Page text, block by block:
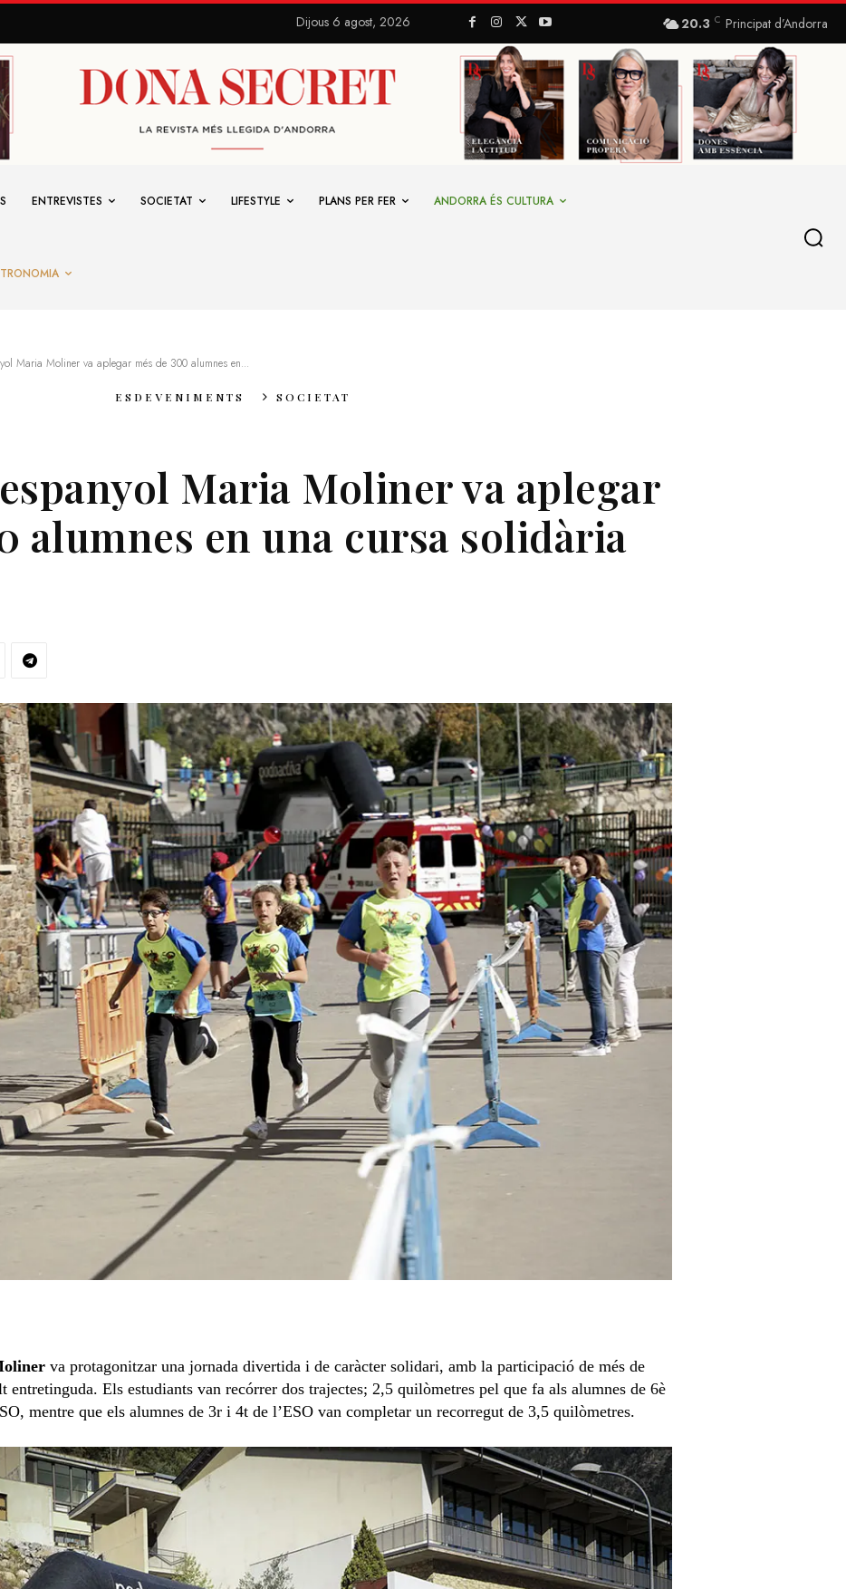
Dijous 6 agost, 2026 20.3 C Principat d’Andorra
ENTREVISTES SOCIETAT LIFESTYLE PLANS PER FER ANDORRA ÉS CULTURA
Maria Moliner va aplegar més de 300 alumnes en...
ESDEVENIMENTS SOCIETAT
Maria Moliner va aplegar
alumnes en una cursa solidària
va protagonitzar una jornada divertida i de caràcter solidari, amb la participació de més de
entretinguda. Els estudiants van recórrer dos trajectes; 2,5 quilòmetres pel que fa als alumnes de 6è
mentre que els alumnes de 3r i 4t de l’ESO van completar un recorregut de 3,5 quilòmetres.